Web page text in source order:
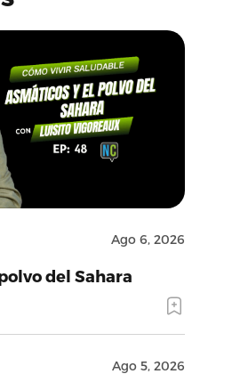
Ago 6, 2026
del Sahara
Ago 5, 2026